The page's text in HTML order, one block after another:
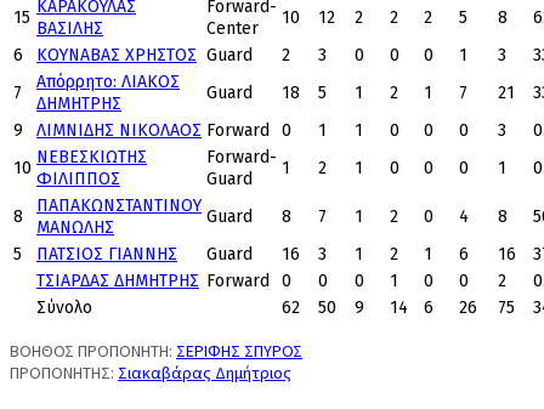
15
ΚΑΡΑΚΟΥΛΑΣ
ΒΑΣΙΛΗΣ
Forward-
Center
10 12 2 2 2 5 8
6
ΚΟΥΝΑΒΑΣ ΧΡΗΣΤΟΣ Guard 2 3 0 0 0 1 3
7
Απόρρητο: ΛΙΑΚΟΣ
ΔΗΜΗΤΡΗΣ
Guard 18 5 1 2 1 7 21
9
ΛΙΜΝΙΔΗΣ ΝΙΚΟΛΑΟΣ Forward 0 1 1 0 0 0 3
10
ΝΕΒΕΣΚΙΩΤΗΣ
ΦΙΛΙΠΠΟΣ
Forward-
Guard
1 2 1 0 0 0 1
8
ΠΑΠΑΚΩΝΣΤΑΝΤΙΝΟΥ
ΜΑΝΩΛΗΣ
Guard 8 7 1 2 0 4 8
5
ΠΑΤΣΙΟΣ ΓΙΑΝΝΗΣ Guard 16 3 1 2 1 6 16
ΤΣΙΑΡΔΑΣ ΔΗΜΗΤΡΗΣ Forward 0 0 0 1 0 0 2
Σύνολο
62 50 9 14 6 26 75
ΒΟΗΘΟΣ ΠΡΟΠΟΝΗΤΗ: ΣΕΡΙΦΗΣ ΣΠΥΡΟΣ
ΠΡΟΠΟΝΗΤΗΣ: Σιακαβάρας Δημήτριος